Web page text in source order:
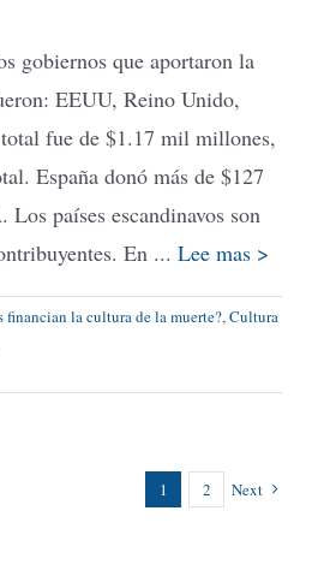
gobiernos que aportaron la
EEUU, Reino Unido,
fue de $1.17 mil millones,
España donó más de $127
países escandinavos son
En ... Lee mas >
financian la cultura de la muerte?, Cultura
1 2 Next